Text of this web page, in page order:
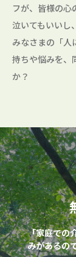
フが、皆様の心
泣いてもいいし
みなさまの「人
持ちや悩みを、
か？
「家庭での
みがあるの